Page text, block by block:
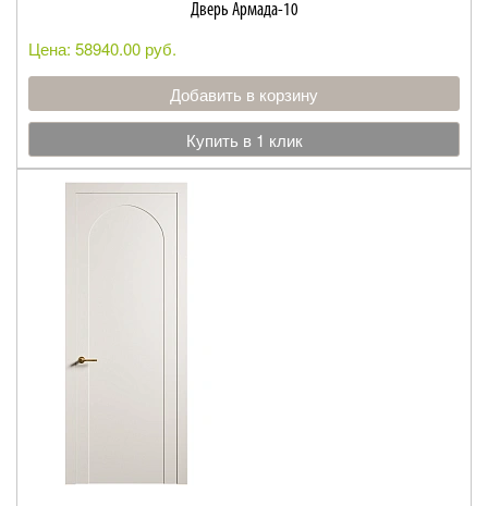
Дверь Армада-10
Цена: 58940.00 руб.
Добавить в корзину
Купить в 1 клик